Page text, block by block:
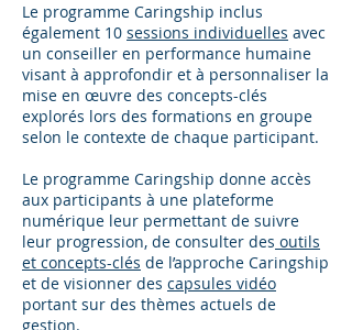
Le programme Caringship inclus
également 10 sessions individuelles avec
un conseiller en performance humaine
visant à approfondir et à personnaliser la
mise en œuvre des concepts-clés
explorés lors des formations en groupe
selon le contexte de chaque participant.
Le programme Caringship donne accès
aux participants à une plateforme
numérique leur permettant de suivre
leur progression, de consulter des outils
et concepts-clés de l’approche Caringship
et de visionner des capsules vidéo
portant sur des thèmes actuels de
gestion.